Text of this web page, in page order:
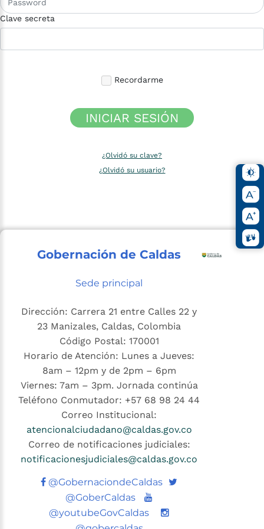
Clave secreta
Recordarme
INICIAR SESIÓN
¿Olvidó su clave?
¿Olvidó su usuario?
Gobernación de Caldas
Sede principal
Dirección: Carrera 21 entre Calles 22 y
23 Manizales, Caldas, Colombia
Código Postal: 170001
Horario de Atención: Lunes a Jueves:
8am – 12pm y de 2pm – 6pm
Viernes: 7am – 3pm. Jornada continúa
Teléfono Conmutador: +57 68 98 24 44
Correo Institucional:
atencionalciudadano@caldas.gov.co
Correo de notificaciones judiciales:
notificacionesjudiciales@caldas.gov.co
@GobernaciondeCaldas Twitter
@GoberCaldas
Youtube
@youtubeGovCaldas